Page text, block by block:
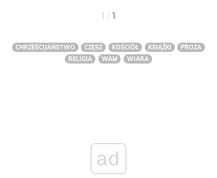
1 / 1
CHRZEŚCIJAŃSTWO CZĘSZ KOŚCIÓŁ KSIĄŻKI
PROZA
RELIGIA
WAM WIARA
ad